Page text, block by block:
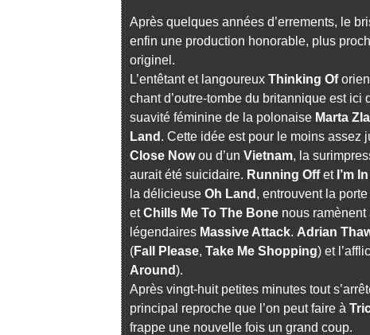
Après quelques années d’errements, le
enfin une production honorable, plus
originel.
L’entêtant et langoureux Thinking Of
chant d’outre-tombe du britannique est
suavité féminine de la polonaise Marta
Land . Cette idée est pour le moins assez
Close Nowou d’un Vietnam, la
aurait été suicidaire. Running Offet I’m
la délicieuse Oh Land , entrouvent la
etChills Me To The Bone nous
légendaires Massive Attack. Adrian
(Fall Please, Take Me Shopping) et
Around).
Après vingt-huit petites minutes tout
principal reproche que l’on peut faire à
frappe une nouvelle fois un grand coup.